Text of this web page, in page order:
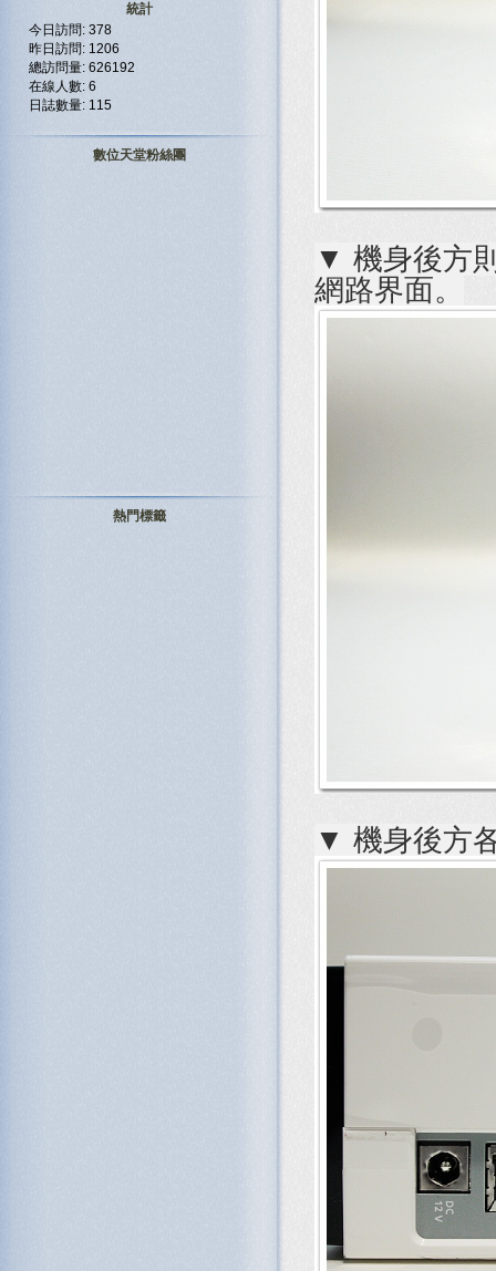
▼ 機身後方
網路界面。
▼ 機身後方
統計
今日訪問: 378
昨日訪問: 1206
總訪問量: 626192
在線人數: 6
日誌數量: 115
數位天堂粉絲團
熱門標籤